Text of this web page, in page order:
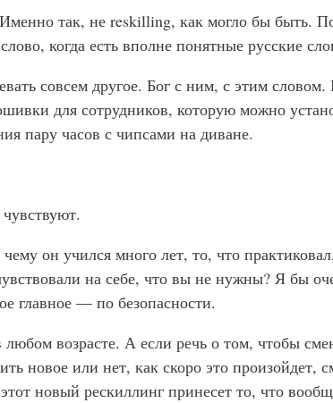
так, не reskilling, как могло бы быть.
когда есть вполне понятные русские
совсем другое. Бог с ним, с этим
для сотрудников, которую можно
пару часов с чипсами на диване.
он учился много лет, то, что
на себе, что вы не нужны? Я бы
главное — по безопасности.
возрасте. А если речь о том, чтобы
новое или нет, как скоро это произойдет,
новый рескиллинг принесет то, что